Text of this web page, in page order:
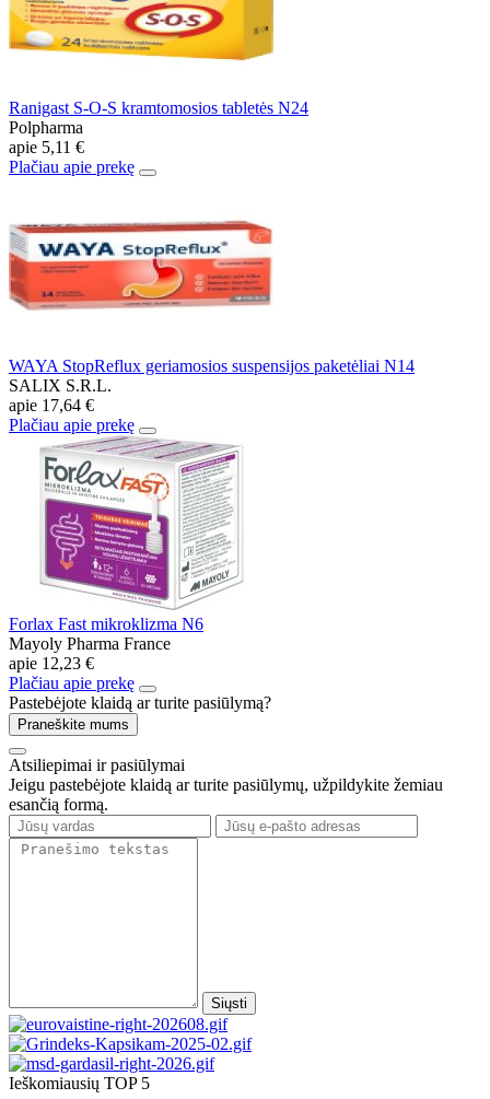
Ranigast S-O-S kramtomosios tabletės N24
Polpharma
apie 5,11 €
Plačiau apie prekę
WAYA StopReflux geriamosios suspensijos paketėliai N14
SALIX S.R.L.
apie 17,64 €
Plačiau apie prekę
Forlax Fast mikroklizma N6
Mayoly Pharma France
apie 12,23 €
Plačiau apie prekę
Pastebėjote klaidą ar turite pasiūlymą?
Praneškite mums
Atsiliepimai ir pasiūlymai
Jeigu pastebėjote klaidą ar turite pasiūlymų, užpildykite žemiau
esančią formą.
Siųsti
Ieškomiausių TOP 5